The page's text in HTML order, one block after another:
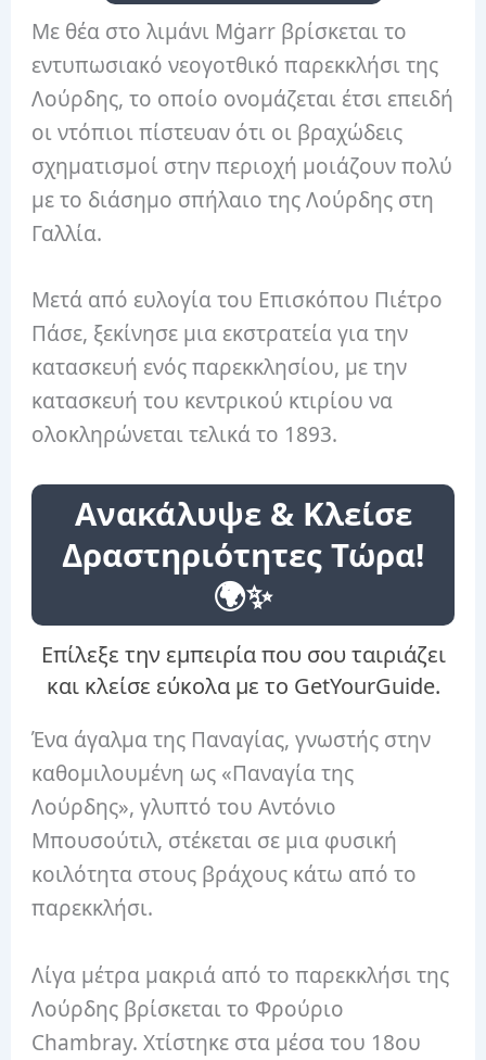
Με θέα στο λιμάνι Mġarr βρίσκεται το
εντυπωσιακό νεογοτθικό παρεκκλήσι της
Λούρδης, το οποίο ονομάζεται έτσι επειδή
οι ντόπιοι πίστευαν ότι οι βραχώδεις
σχηματισμοί στην περιοχή μοιάζουν πολύ
με το διάσημο σπήλαιο της Λούρδης στη
Γαλλία.
Μετά από ευλογία του Επισκόπου Πιέτρο
Πάσε, ξεκίνησε μια εκστρατεία για την
κατασκευή ενός παρεκκλησίου, με την
κατασκευή του κεντρικού κτιρίου να
ολοκληρώνεται τελικά το 1893.
Ανακάλυψε & Κλείσε
Δραστηριότητες Τώρα!
🌍✨
Επίλεξε την εμπειρία που σου ταιριάζει
και κλείσε εύκολα με το GetYourGuide.
Ένα άγαλμα της Παναγίας, γνωστής στην
καθομιλουμένη ως «Παναγία της
Λούρδης», γλυπτό του Αντόνιο
Μπουσούτιλ, στέκεται σε μια φυσική
κοιλότητα στους βράχους κάτω από το
παρεκκλήσι.
Λίγα μέτρα μακριά από το παρεκκλήσι της
Λούρδης βρίσκεται το Φρούριο
Chambray. Χτίστηκε στα μέσα του 18ου